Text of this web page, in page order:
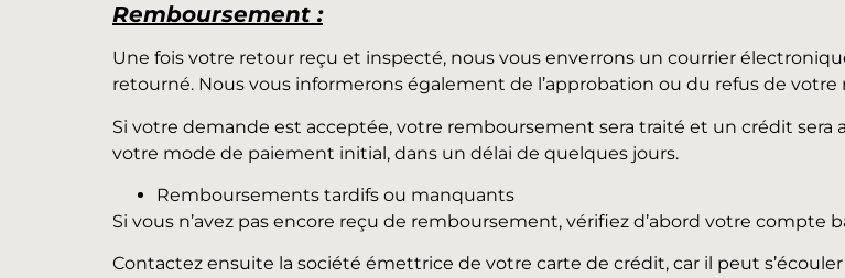
Remboursement :
Une fois votre retour reçu et inspecté, nous vous enverrons un courrier
retourné. Nous vous informerons également de l’approbation ou du refus de
Si votre demande est acceptée, votre remboursement sera traité et un crédit
votre mode de paiement initial, dans un délai de quelques jours.
Remboursements tardifs ou manquants
Si vous n’avez pas encore reçu de remboursement, vérifiez d’abord votre compte
Contactez ensuite la société émettrice de votre carte de crédit, car il peut